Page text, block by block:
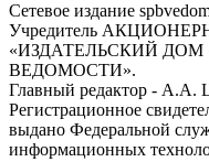
Сетевое издание
Учредитель
«ИЗДАТЕЛЬСКИЙ ДОМ
ВЕДОМОСТИ».
Главный редактор - А.А.
Регистрационное
выдано Федеральной
информационных